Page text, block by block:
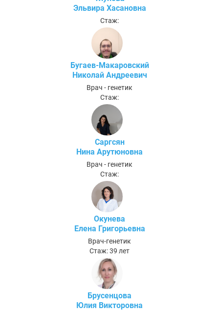
Эльвира Хасановна
Стаж:
Бугаев-Макаровский
Николай Андреевич
Врач - генетик
Стаж:
Саргсян
Нина Арутюновна
Врач - генетик
Стаж:
Окунева
Елена Григорьевна
Врач-генетик
Стаж: 39 лет
Брусенцова
Юлия Викторовна